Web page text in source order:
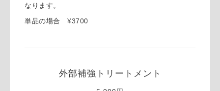
なります。
単品の場合 ¥3700
外部補強トリートメント